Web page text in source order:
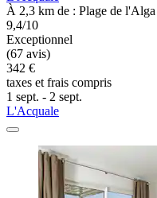
À 2,3 km de : Plage de l'Alga
9,4/10
Exceptionnel
(67 avis)
342 €
taxes et frais compris
1 sept. - 2 sept.
L'Acquale